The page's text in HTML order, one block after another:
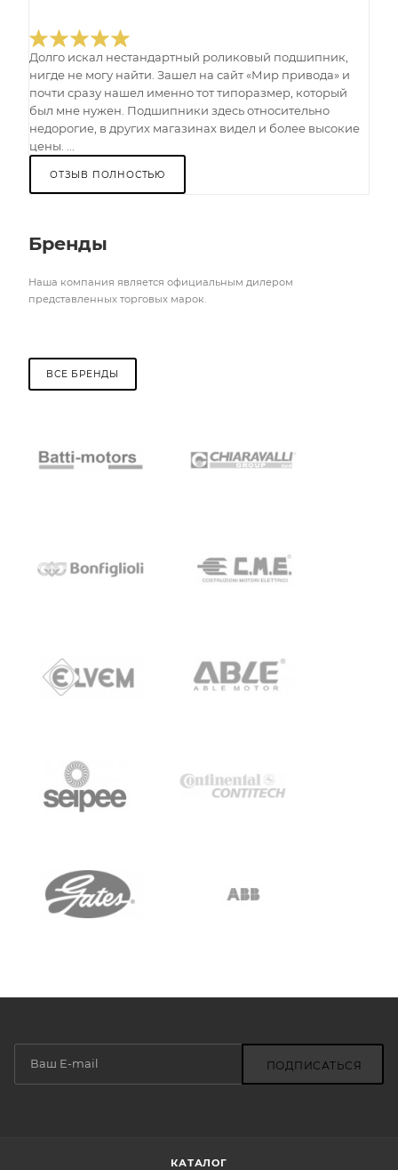
Долго искал нестандартный роликовый подшипник,
нигде не могу найти. Зашел на сайт «Мир привода» и
почти сразу нашел именно тот типоразмер, который
был мне нужен. Подшипники здесь относительно
недорогие, в других магазинах видел и более высокие
цены. ...
ОТЗЫВ ПОЛНОСТЬЮ
Бренды
Наша компания является официальным дилером
представленных торговых марок.
ВСЕ БРЕНДЫ
ПОДПИСАТЬСЯ
КАТАЛОГ